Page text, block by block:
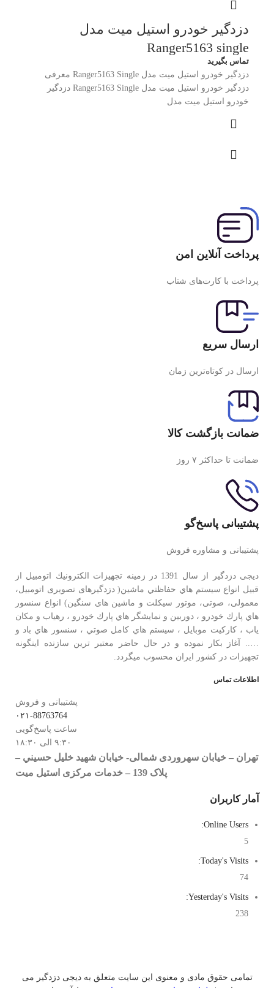
دزدگیر خودرو استیل میت مدل
Ranger5163 single
تماس بگیرید
دزدگیر خودرو استیل میت مدل Ranger5163 Single معرفی
دزدگیر خودرو استیل میت مدل Ranger5163 Single دزدگیر
خودرو استیل میت مدل
پرداخت آنلاین امن
پرداخت با کارت‌های شتاب
ارسال سریع
ارسال در کوتاه‌ترین زمان
ضمانت بازگشت کالا
ضمانت تا حداکثر ۷ روز
پشتیبانی پاسخ‌گو
پشتیبانی و مشاوره فروش
دیجی دزدگیر از سال 1391 در زمينه تجهيزات الكترونيك اتومبیل از
قبيل انواع سيستم هاي حفاظتي ماشین( دزدگيرهای تصویری اتومبیل،
معمولی، صوتی، موتور سیکلت و ماشین های سنگین) انواع سنسور
هاي پارك خودرو ، دوربين و نمايشگر هاي پارك خودرو ، رهياب و مكان
ياب ، كاركيت موبايل ، سيستم هاي كامل صوتي ، سنسور هاي باد و
….. آغاز بكار نموده و در حال حاضر معتبر ترين سازنده اينگونه
تجهيزات در كشور ایران محسوب ميگردد.
اطلاعات تماس
پشتیبانی و فروش
۰۲۱-88763764
ساعت پاسخ‌گویی
۹:۳۰ الی ۱۸:۳۰
تهران – خيابان سهروردی شمالی- خيابان شهيد خليل حسيني –
پلاک 139 – خدمات مرکزی استیل میت
آمار کاربران
Online Users:
5
Today's Visits:
74
Yesterday's Visits:
238
تمامی حقوق مادی و معنوی این سایت متعلق به دیجی دزدگیر می